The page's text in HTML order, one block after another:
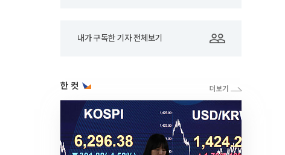
내가 구독한 기자 전체보기
한 컷